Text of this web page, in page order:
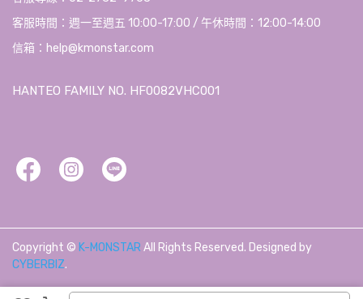
客服時間：週一至週五 10:00-17:00 / 午休時間：12:00-14:00
信箱：help@kmonstar.com
HANTEO FAMILY NO. HF0082VHC001
Copyright © K-MONSTAR All Rights Reserved. Designed by
CYBERBIZ.